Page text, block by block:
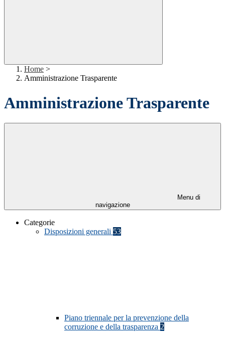
Home >
Amministrazione Trasparente
Amministrazione Trasparente
Menu di
navigazione
Categorie
Disposizioni generali 53
Piano triennale per la prevenzione della
corruzione e della trasparenza 2